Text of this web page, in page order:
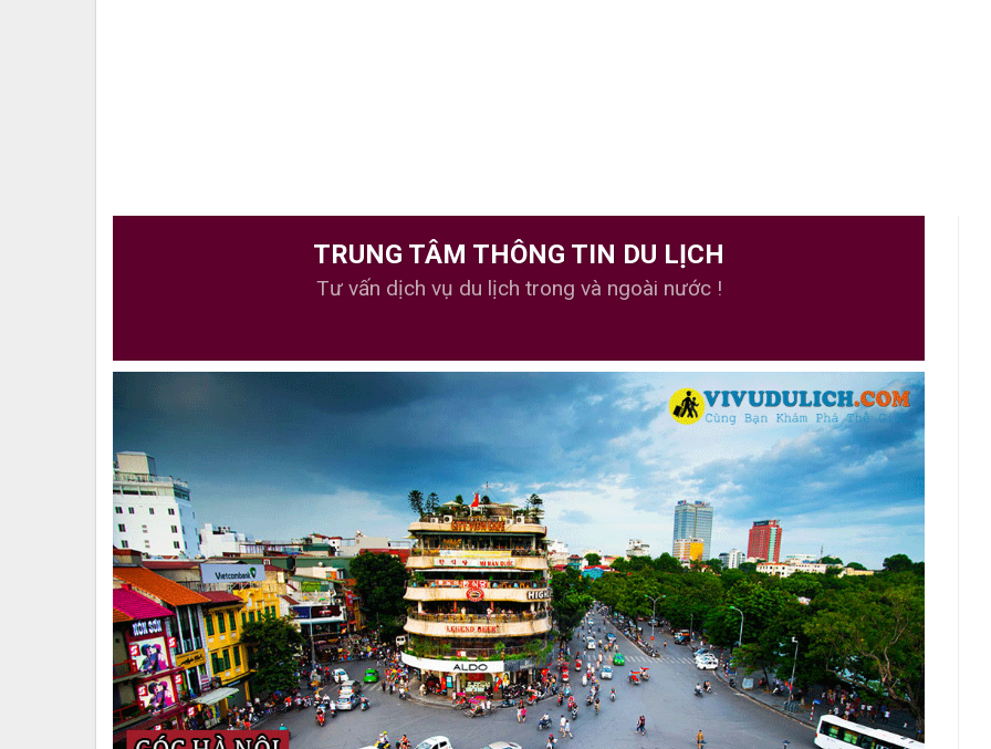
TRUNG TÂM THÔNG TIN DU LỊCH
Tư vấn dịch vụ du lịch trong và ngoài nước !